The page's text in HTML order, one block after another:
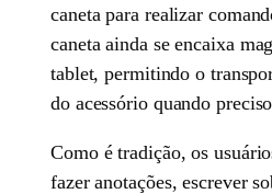
caneta para realizar
caneta ainda se encaixa
tablet, permitindo o
do acessório quando
Como é tradição, os
fazer anotações, escrever